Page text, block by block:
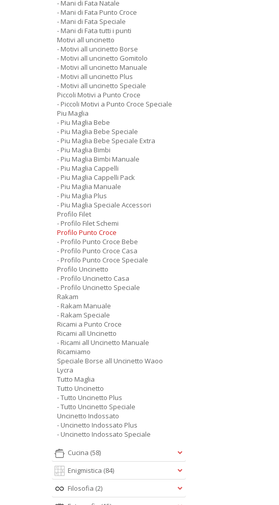
- Mani di Fata Natale
- Mani di Fata Punto Croce
- Mani di Fata Speciale
- Mani di Fata tutti i punti
Motivi all uncinetto
- Motivi all uncinetto Borse
- Motivi all uncinetto Gomitolo
- Motivi all uncinetto Manuale
- Motivi all uncinetto Plus
- Motivi all uncinetto Speciale
Piccoli Motivi a Punto Croce
- Piccoli Motivi a Punto Croce Speciale
Piu Maglia
- Piu Maglia Bebe
- Piu Maglia Bebe Speciale
- Piu Maglia Bebe Speciale Extra
- Piu Maglia Bimbi
- Piu Maglia Bimbi Manuale
- Piu Maglia Cappelli
- Piu Maglia Cappelli Pack
- Piu Maglia Manuale
- Piu Maglia Plus
- Piu Maglia Speciale Accessori
Profilo Filet
- Profilo Filet Schemi
Profilo Punto Croce
- Profilo Punto Croce Bebe
- Profilo Punto Croce Casa
- Profilo Punto Croce Speciale
Profilo Uncinetto
- Profilo Uncinetto Casa
- Profilo Uncinetto Speciale
Rakam
- Rakam Manuale
- Rakam Speciale
Ricami a Punto Croce
Ricami all Uncinetto
- Ricami all Uncinetto Manuale
Ricamiamo
Speciale Borse all Uncinetto Waoo
Lycra
Tutto Maglia
Tutto Uncinetto
- Tutto Uncinetto Plus
- Tutto Uncinetto Speciale
Uncinetto Indossato
- Uncinetto Indossato Plus
- Uncinetto Indossato Speciale
Cucina (58)
Enigmistica (84)
Filosofia (2)